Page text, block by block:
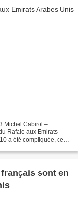
Michel Cabirol –
Rafale aux Emirats
a été compliquée, celle
sont en